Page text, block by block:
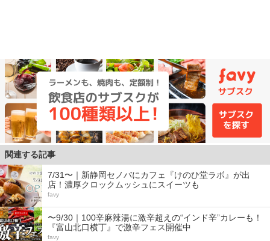
関連する記事
7/31〜｜新静岡セノバにカフェ『けのひ堂ラボ』が出
店！濃厚クロックムッシュにスイーツも
favy
〜9/30｜100辛麻辣湯に激辛超えの“インド辛”カレーも！
『富山北口横丁』で激辛フェス開催中
favy